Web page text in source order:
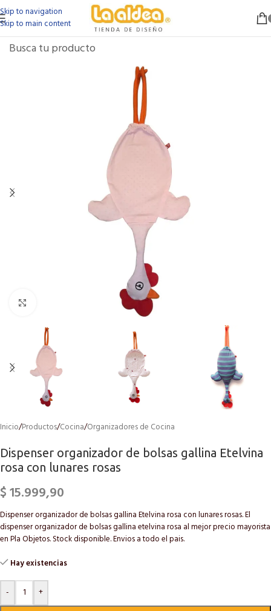
Skip to navigation
Skip to main content
Inicio/Productos/Cocina/Organizadores de Cocina
Dispenser organizador de bolsas gallina Etelvina
rosa con lunares rosas
$15.999,90
Dispenser organizador de bolsas gallina Etelvina rosa con lunares rosas. El
dispenser organizador de bolsas gallina etelvina rosa al mejor precio mayorista
en Pla Objetos. Stock disponible. Envios a todo el pais.
Hay existencias
-
+